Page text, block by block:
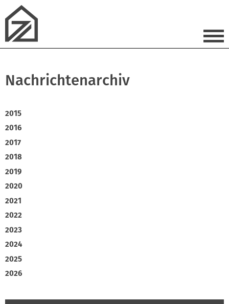
Nachrichtenarchiv
2015
2016
2017
2018
2019
2020
2021
2022
2023
2024
2025
2026